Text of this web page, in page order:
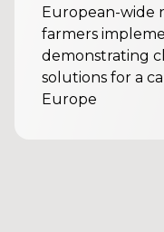
European-wide
farmers
demonstrating
solutions for a
Europe